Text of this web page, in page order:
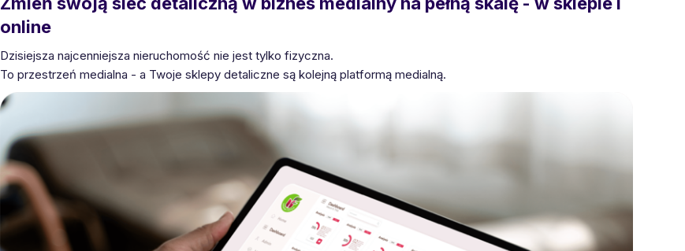
online
Dzisiejsza najcenniejsza nieruchomość nie jest tylko fizyczna.
To przestrzeń medialna - a Twoje sklepy detaliczne są kolejną platformą medialną.